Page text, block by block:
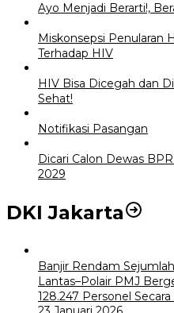
Ayo Menjadi Berarti!,
Miskonsepsi Penularan
Terhadap HIV
HIV Bisa Dicegah dan
Sehat!
Notifikasi Pasangan
Dicari Calon Dewas
2029
DKI Jakarta
Banjir Rendam
Lantas–Polair PMJ
128.247 Personel